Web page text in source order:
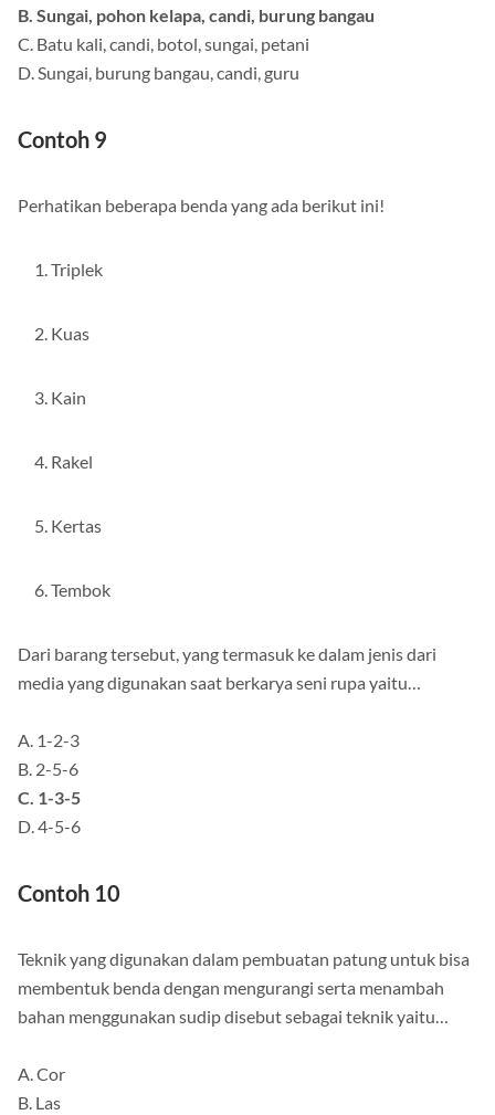
B. Sungai, pohon kelapa, candi, burung bangau
C. Batu kali, candi, botol, sungai, petani
D. Sungai, burung bangau, candi, guru
Contoh 9
Perhatikan beberapa benda yang ada berikut ini!
Triplek
Kuas
Kain
Rakel
Kertas
Tembok
Dari barang tersebut, yang termasuk ke dalam jenis dari
media yang digunakan saat berkarya seni rupa yaitu…
A. 1-2-3
B. 2-5-6
C. 1-3-5
D. 4-5-6
Contoh 10
Teknik yang digunakan dalam pembuatan patung untuk bisa
membentuk benda dengan mengurangi serta menambah
bahan menggunakan sudip disebut sebagai teknik yaitu…
A. Cor
B. Las